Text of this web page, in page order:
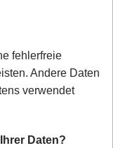
fehlerfreie
Andere Daten
verwendet
Daten?